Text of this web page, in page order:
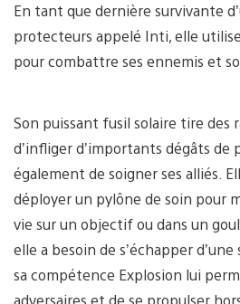
En tant que dernière survivante
protecteurs appelé Inti, elle
pour combattre ses ennemis et
Son puissant fusil solaire tire des
d’infliger d’importants dégâts de
également de soigner ses alliés.
déployer un pylône de soin pour
vie sur un objectif ou dans un
elle a besoin de s’échapper
sa compétence Explosion lui
adversaires et de se propulser